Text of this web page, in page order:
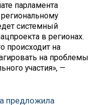
парламента
системный
в регионах.
происходит на
на проблемы
участия», —
предложила